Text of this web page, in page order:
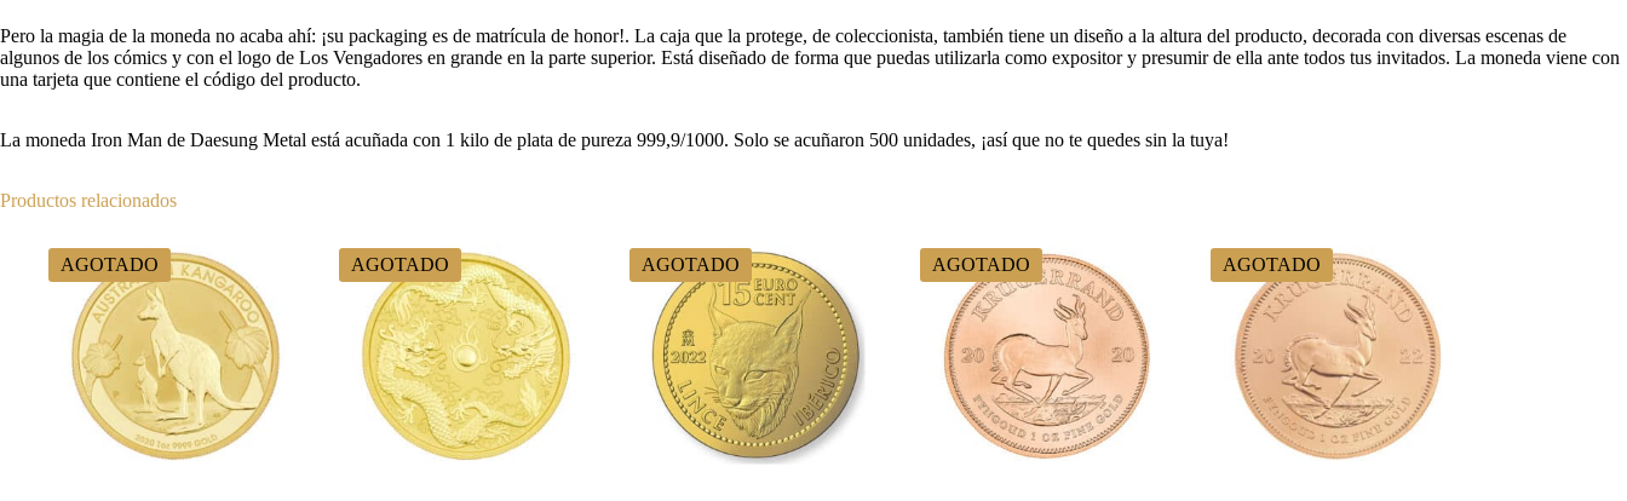
Pero la magia de la moneda no acaba ahí: ¡su packaging es de matrícula de honor!. La caja que la protege, de coleccionista, también tiene un diseño a la altura del producto, decorada con diversas escenas de
algunos de los cómics y con el logo de Los Vengadores en grande en la parte superior. Está diseñado de forma que puedas utilizarla como expositor y presumir de ella ante todos tus invitados. La moneda viene con
una tarjeta que contiene el código del producto.
La moneda Iron Man de Daesung Metal está acuñada con 1 kilo de plata de pureza 999,9/1000. Solo se acuñaron 500 unidades, ¡así que no te quedes sin la tuya!
Productos relacionados
AGOTADO AGOTADO AGOTADO AGOTADO AGOTADO